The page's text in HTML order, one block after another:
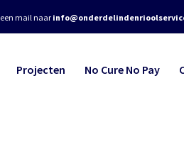
mail naar
Projecten No Cure No Pay